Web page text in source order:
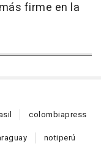
firme en la
colombiapress
notiperú